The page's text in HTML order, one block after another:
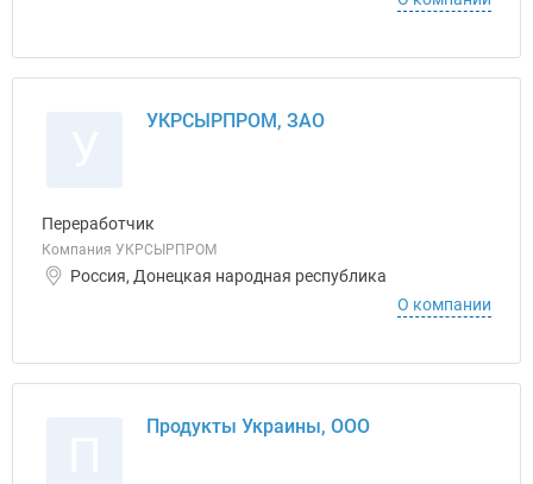
УКРСЫРПРОМ, ЗАО
Переработчик
Компания УКРСЫРПРОМ
Россия, Донецкая народная республика
О компании
Продукты Украины, ООО